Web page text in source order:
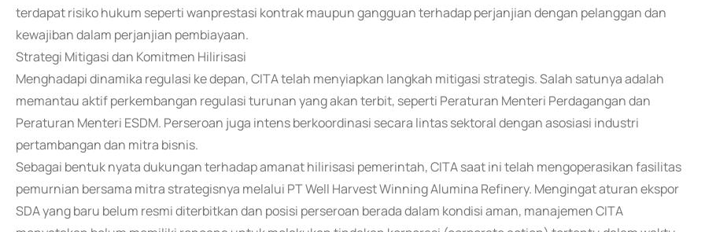
terdapat risiko hukum seperti wanprestasi kontrak maupun gangguan terhadap perjanjian dengan pelanggan dan
kewajiban dalam perjanjian pembiayaan.
Strategi Mitigasi dan Komitmen Hilirisasi
Menghadapi dinamika regulasi ke depan, CITA telah menyiapkan langkah mitigasi strategis. Salah satunya adalah
memantau aktif perkembangan regulasi turunan yang akan terbit, seperti Peraturan Menteri Perdagangan dan
Peraturan Menteri ESDM. Perseroan juga intens berkoordinasi secara lintas sektoral dengan asosiasi industri
pertambangan dan mitra bisnis.
Sebagai bentuk nyata dukungan terhadap amanat hilirisasi pemerintah, CITA saat ini telah mengoperasikan fasilitas
pemurnian bersama mitra strategisnya melalui PT Well Harvest Winning Alumina Refinery. Mengingat aturan ekspor
SDA yang baru belum resmi diterbitkan dan posisi perseroan berada dalam kondisi aman, manajemen CITA